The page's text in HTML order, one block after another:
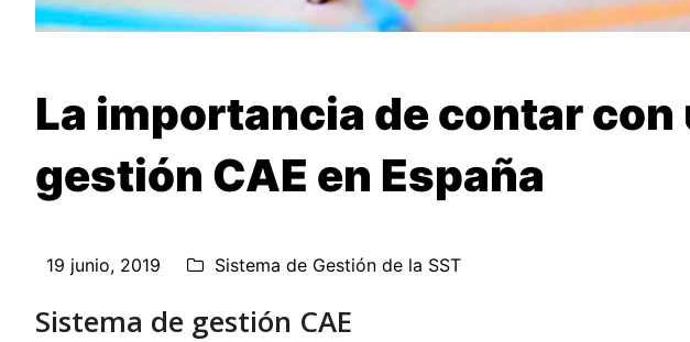
La importancia de contar con
gestión CAE en España
19 junio, 2019 Sistema de Gestión de la SST
Sistema de gestión CAE